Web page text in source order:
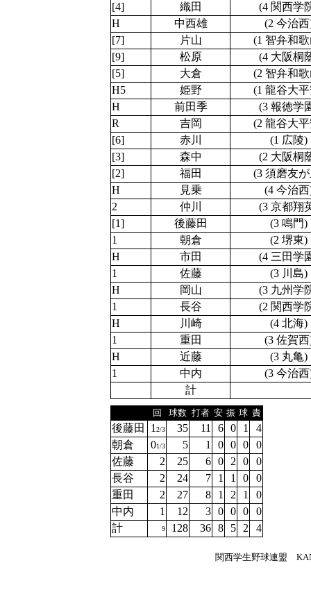
[4]
織田
(4 関西学
H
中西雄
(2 今治
[7]
片山
(1 智弁和
[9]
松原
(4 大阪桐
[5]
大倉
(2 智弁和
H5
姫野
(1 龍谷大
H
前田季
(3 報徳学
R
吉岡
(2 龍谷大
[6]
赤川
(1 広陵)
[3]
森中
(2 大阪桐
[2]
福田
(3 須磨友
H
見乗
(4 今治
2
仲川
(3 京都翔
[1]
後藤田
(3 鳴門)
1
朝倉
(2 堺東)
H
市田
(4 三田学
1
佐藤
(3 川島)
H
岡山
(3 九州学
1
長谷
(2 関西学
H
川崎
(4 北海)
1
重田
(3 佐賀
H
近藤
(3 丸亀)
1
中内
(3 今治
計
回 球数 打者 安 振 球 責
後藤田 1 2/3 35 11 6 0 1
4
朝倉
01/3 5 1 0 0 0
0
佐藤
2 25 6 0 2 0
0
長谷
2 24 7 1 1 0
0
重田
2 27 8 1 2 1
0
中内
1 12 3 0 0 0
0
計
9 128 36 8 5 2 4
関西学生野球連盟